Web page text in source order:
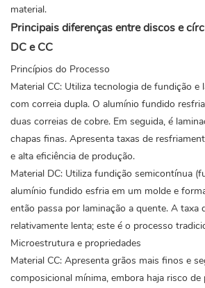
material.
Principais diferenças entre discos e
DC e CC
Princípios do Processo
Material CC: Utiliza tecnologia de fundição e
com correia dupla. O alumínio fundido
duas correias de cobre. Em seguida, é
chapas finas. Apresenta taxas de
e alta eficiência de produção.
Material DC: Utiliza fundição semicontínua
alumínio fundido esfria em um molde e
então passa por laminação a quente. A taxa
relativamente lenta; este é o processo
Microestrutura e propriedades
Material CC: Apresenta grãos mais finos e
composicional mínima, embora haja risco